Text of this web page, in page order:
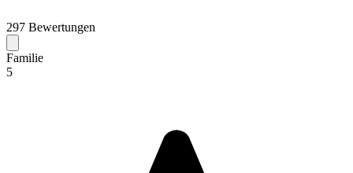
297 Bewertungen
Familie
5